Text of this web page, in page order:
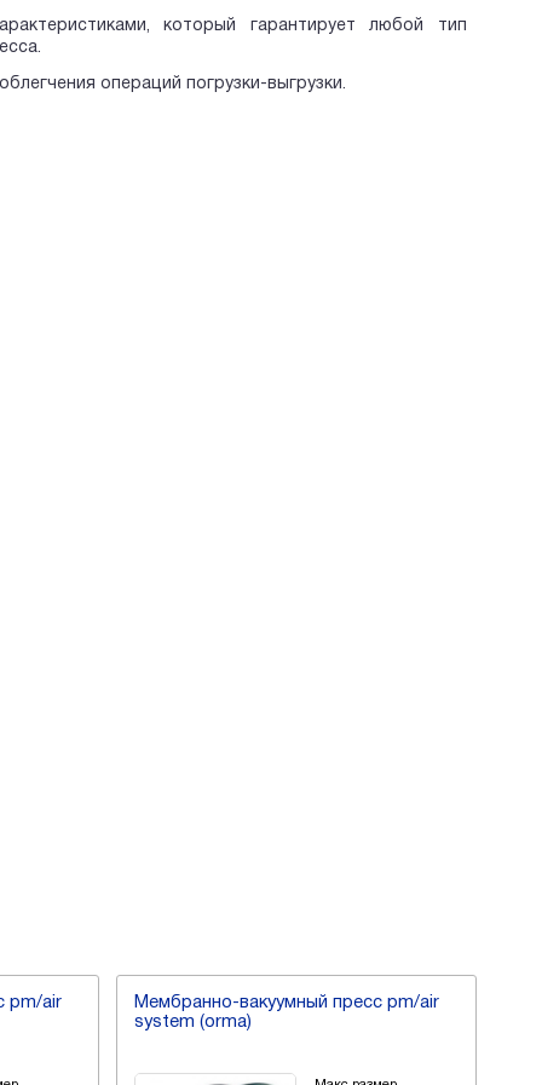
который гарантирует любой тип
операций погрузки-выгрузки.
pm/air
Мембранно-вакуумный пресс pm/air
system (orma)